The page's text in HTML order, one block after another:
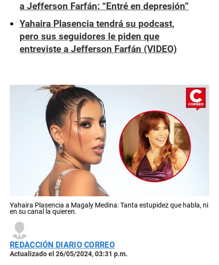
a Jefferson Farfán: “Entré en depresión”
Yahaira Plasencia tendrá su podcast,
pero sus seguidores le piden que
entreviste a Jefferson Farfán (VIDEO)
Yahaira Plasencia a Magaly Medina: Tanta estupidez que habla, ni
en su canal la quieren.
REDACCIÓN DIARIO CORREO
Actualizado el 26/05/2024, 03:31 p.m.